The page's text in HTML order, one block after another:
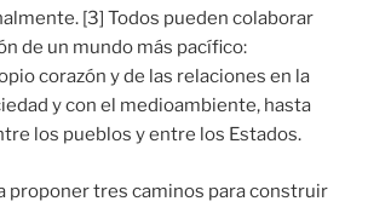
[3] Todos pueden colaborar
de un mundo más pacífico:
corazón y de las relaciones en la
y con el medioambiente, hasta
los pueblos y entre los Estados.
proponer tres caminos para construir